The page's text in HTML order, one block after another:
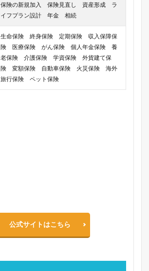
保険の新規加入 保険見直し 資産形成 ラ
イフプラン設計 年金 相続
生命保険 終身保険 定期保険 収入保障保
険 医療保険 がん保険 個人年金保険 養
老保険 介護保険 学資保険 外貨建て保
険 変額保険 自動車保険 火災保険 海外
旅行保険 ペット保険
公式サイトはこちら